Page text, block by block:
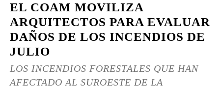
EL COAM MOVILIZA
ARQUITECTOS PARA EVALUAR
DAÑOS DE LOS INCENDIOS DE
JULIO
LOS INCENDIOS FORESTALES QUE HAN
AFECTADO AL SUROESTE DE LA